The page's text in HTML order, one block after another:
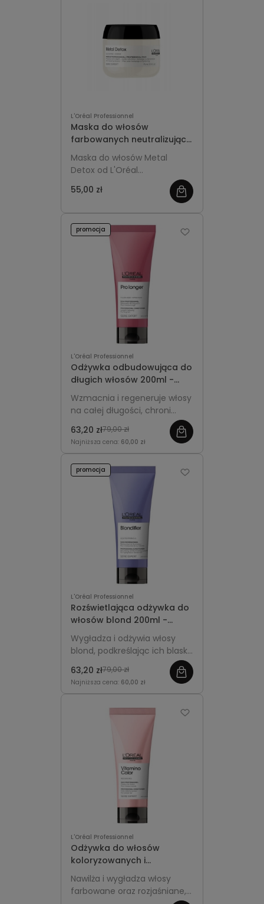
L'Oréal Professionnel
Maska do włosów
farbowanych neutralizująca
metale 75ml L'Oréal
Professionnel
Maska do włosów Metal
Detox od L'Oréal
profesjonalna maska
zabiegach koloryzacji lub
dekoloryzacji. Dzięki formule
wzbogaconej o Glikoaminę i
Ionene, maska chroni włosy,
odżywia je i pomaga
utrzymać kolor bardziej
55,00 zł
L'Oréal Professionnel
Odżywka odbudowująca do
długich włosów 200ml -
L'Oréal Professionnel Pro
Longer
Wzmacnia i regeneruje włosy
na całej długości, chroni
przerzedzaniem i nadaje im
miękkość oraz blask.
63,20 zł79,00 zł
Najniższa cena: 60,00 zł
promocja
L'Oréal Professionnel
Rozświetlająca odżywka do
włosów blond 200ml -
L'Oréal Professionnel
Blondifier
Wygładza i odżywia włosy
blond, podkreślając ich blask,
świetlistość.
63,20 zł79,00 zł
Najniższa cena: 60,00 zł
promocja
L'Oréal Professionnel
Odżywka do włosów
koloryzowanych i
rozjaśnianych 200ml L'Oréal
Professionnel Vitamino
Color
Nawilża i wygładza włosy
farbowane oraz rozjaśniane,